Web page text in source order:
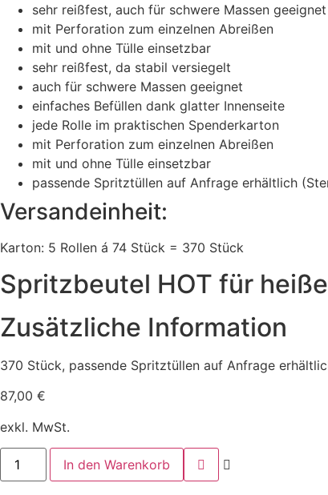
sehr reißfest, auch für schwere Massen geeignet
mit Perforation zum einzelnen Abreißen
mit und ohne Tülle einsetzbar
sehr reißfest, da stabil versiegelt
auch für schwere Massen geeignet
einfaches Befüllen dank glatter Innenseite
jede Rolle im praktischen Spenderkarton
mit Perforation zum einzelnen Abreißen
mit und ohne Tülle einsetzbar
passende Spritztüllen auf Anfrage erhältlich
Versandeinheit:
Karton: 5 Rollen á 74 Stück = 370 Stück
Spritzbeutel HOT für
Zusätzliche Information
370 Stück, passende Spritztüllen auf Anfrage
87,00 €
exkl. MwSt.
Spritzbeutel
HOT
für
In den Warenkorb